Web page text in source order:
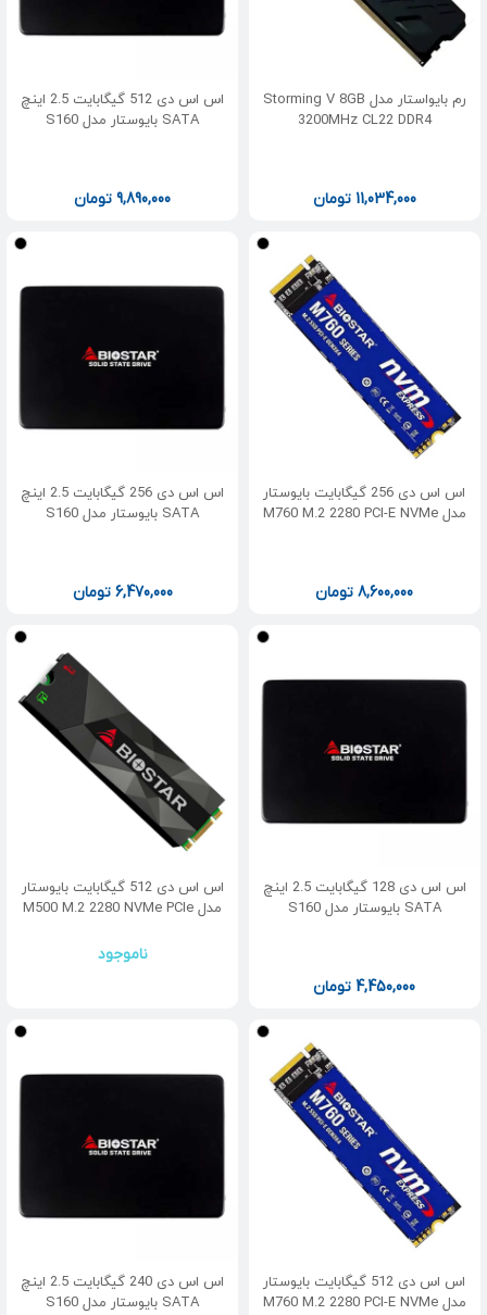
رم بایواستار مدل Storming V 8GB
3200MHz CL22 DDR4
11,034,000 تومان
اس اس دی 512 گیگابایت 2.5 اینچ
SATA بایوستار مدل S160
9,890,000تومان
اس اس دی 256 گیگابایت بایوستار
مدل M760 M.2 2280 PCI-E NVMe
8,600,000تومان
اس اس دی 256 گیگابایت 2.5 اینچ
SATA بایوستار مدل S160
6,470,000 تومان
اس اس دی 128 گیگابایت 2.5 اینچ
SATA بایوستار مدل S160
4,450,000 تومان
اس اس دی 512 گیگابایت بایوستار
مدل M500 M.2 2280 NVMe PCIe
ناموجود
اس اس دی 512 گیگابایت بایوستار
مدل M760 M.2 2280 PCI-E NVMe
اس اس دی 240 گیگابایت 2.5 اینچ
SATA بایوستار مدل S160